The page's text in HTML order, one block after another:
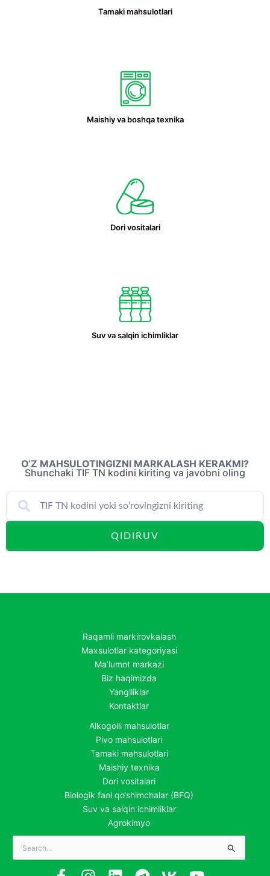
Tamaki mahsulotlari
Maishiy va boshqa texnika
Dori vositalari
Suv va salqin ichimliklar
O‘Z MAHSULOTINGIZNI MARKALASH KERAKMI?
Shunchaki TIF TN kodini kiriting va javobni oling
QIDIRUV
Raqamli markirovkalash
Maxsulotlar kategoriyasi
Ma’lumot markazi
Biz haqimizda
Yangiliklar
Kontaktlar
Alkogolli mahsulotlar
Pivo mahsulotlari
Tamaki mahsulotlari
Maishiy texnika
Dori vositalari
Biologik faol qo‘shimchalar (BFQ)
Suv va salqin ichimliklar
Agrokimyo
Search
for: